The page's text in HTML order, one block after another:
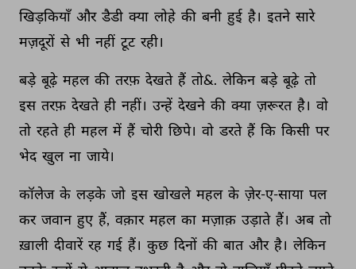
खिड़कियाँ और डैडी क्या लोहे की बनी हुई है। इतने सारे
मज़दूरों से भी नहीं टूट रही।
बड़े बूढ़े महल की तरफ़ देखते हैं तो&. लेकिन बड़े बूढ़े तो
इस तरफ़ देखते ही नहीं। उन्हें देखने की क्या ज़रूरत है। वो
तो रहते ही महल में हैं चोरी छिपे। वो डरते हैं कि किसी पर
भेद खुल ना जाये।
कॉलेज के लड़के जो इस खोखले महल के ज़ेर-ए-साया पल
कर जवान हुए हैं, वक़ार महल का मज़ाक़ उड़ाते हैं। अब तो
ख़ाली दीवारें रह गई हैं। कुछ दिनों की बात और है। लेकिन